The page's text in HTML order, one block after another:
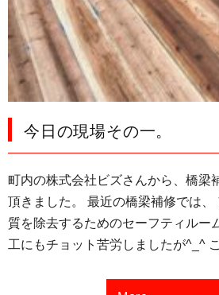
今日の現場その一。
町内の株式会社ビズさんから、橋梁
頂きました。 最近の橋梁補修では、
質を除去するためのセーフティルー
工にもチョット苦労しましたが^_^